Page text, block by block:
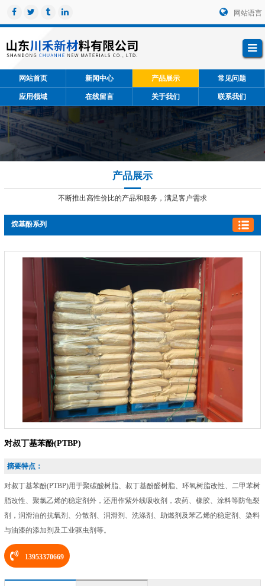
网站语言
网站首页 新闻中心 产品展示 常见问题
应用领域 在线留言 关于我们 联系我们
产品展示
不断推出高性价比的产品和服务，满足客户需求
烷基酚系列
对叔丁基苯酚(PTBP)
摘要特点：
对叔丁基苯酚(PTBP)用于聚碳酸树脂、叔丁基酚醛树脂、环氧树脂改性、二甲苯树
脂改性、聚氯乙烯的稳定剂外，还用作紫外线吸收剂，农药、橡胶、涂料等防龟裂
剂，润滑油的抗氧剂、分散剂、润滑剂、洗涤剂、助燃剂及苯乙烯的稳定剂、染料
与油漆的添加剂及工业驱虫剂等。
13953370669